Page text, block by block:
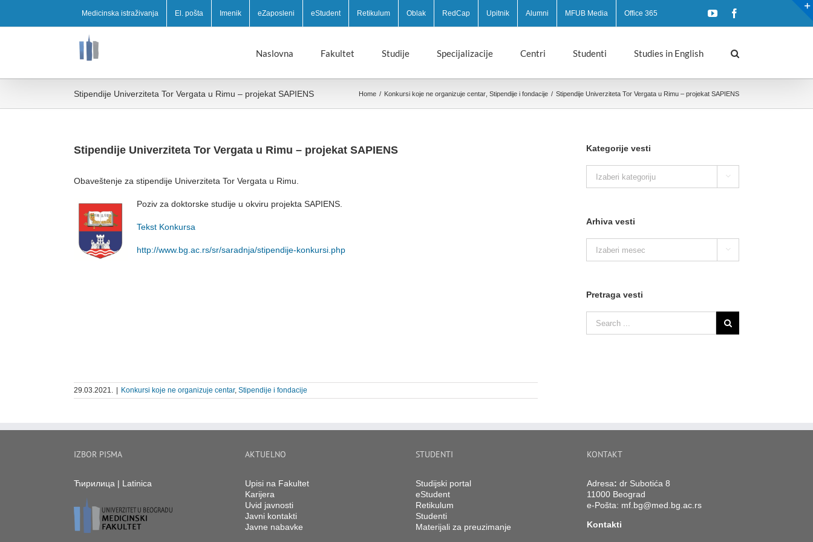
Medicinska istraživanja El. pošta Imenik eZaposleni eStudent Retikulum Oblak RedCap Upitnik Alumni MFUB Media Office 365 YouTube
Naslovna Fakultet Studije Specijalizacije Centri Studenti Studies in English
Stipendije Univerziteta Tor Vergata u Rimu – projekat SAPIENS Home / Konkursi koje ne organizuje centar Stipendije i fondacije / Stipendije Univerziteta Tor Vergata u Rimu – projekat SAPIENS
Stipendije Univerziteta Tor Vergata u Rimu – projekat SAPIENS
Obaveštenje za stipendije Univerziteta Tor Vergata u Rimu.
Poziv za doktorske studije u okviru projekta SAPIENS.
Tekst Konkursa
http://www.bg.ac.rs/sr/saradnja/stipendije-konkursi.php
29.03.2021. Konkursi koje ne organizuje centar, Stipendije i fondacije
Kategorije vesti
vesti

Arhiva vesti
vesti

Pretraga vesti
IZBOR PISMA
Ћирилица | Latinica
AKTUELNO
Upisi na Fakultet
Karijera
Uvid javnosti
Javni kontakti
Javne nabavke
STUDENTI
Studijski portal
eStudent
Retikulum
Studenti
Materijali za preuzimanje
KONTAKT
Adresa: dr Subotića 8
11000 Beograd
e-Pošta: mf.bg@med.bg.ac.rs
Kontakti